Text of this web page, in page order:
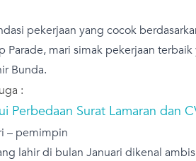
pekerjaan yang cocok
Parade, mari simak pekerjaan
Bunda.
:
Perbedaan Surat Lamaran dan
– pemimpin
lahir di bulan Januari dikenal